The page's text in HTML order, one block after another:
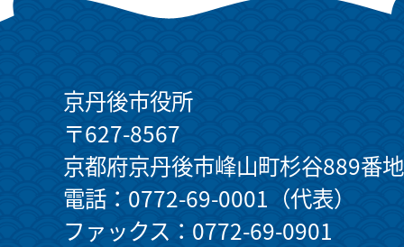
京丹後市役所
〒627-8567
京都府京丹後市峰山町杉谷889番地
電話：0772-69-0001（代表）
ファックス：0772-69-0901